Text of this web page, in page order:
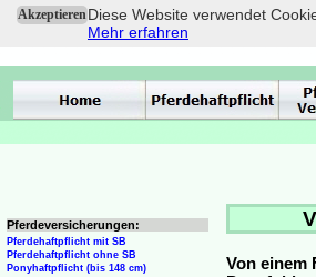
AkzeptierenDiese Website verwendet
Mehr erfahren
Von einem
Pferdeversicherungen:
Pferdehaftpflicht mit SB
Pferdehaftpflicht ohne SB
Ponyhaftpflicht (bis 148 cm)